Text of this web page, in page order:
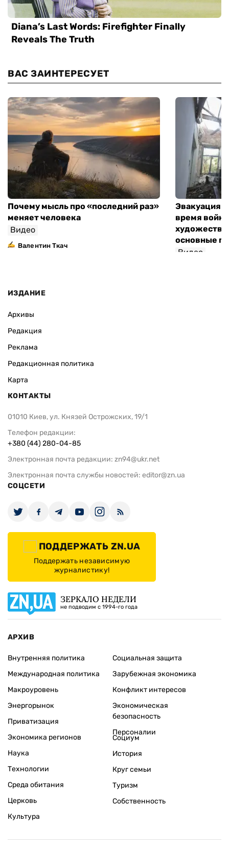
ВАС ЗАИНТЕРЕСУЕТ
Почему мысль про «последний раз»
меняет человека
Видео
Валентин Ткач
Эвакуация
время
основные
Видео
ИЗДАНИЕ
Архивы
Редакция
Реклама
Редакционная политика
Карта
КОНТАКТЫ
01010 Киев, ул. Князей Острожских, 19/1
Телефон редакции:
+380 (44) 280-04-85
Электронная почта редакции: zn94@ukr.net
Электронная почта службы новостей: editor@zn.ua
СОЦСЕТИ
ПОДДЕРЖАТЬ ZN.UA
Поддержать независимую
журналистику!
ЗЕРКАЛО НЕДЕЛИ
не подводим с 1994-го года
АРХИВ
Внутренняя политика
Международная политика
Макроуровень
Энергорынок
Приватизация
Экономика регионов
Социальная защита
Зарубежная экономика
Конфликт интересов
Экономическая
безопасность
Персоналии
Наука
Технологии
Среда обитания
Церковь
Культура
Социум
История
Круг семьи
Туризм
Собственность